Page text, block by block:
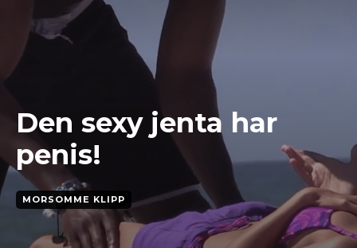
Den sexy jenta har
penis!
MORSOMME KLIPP